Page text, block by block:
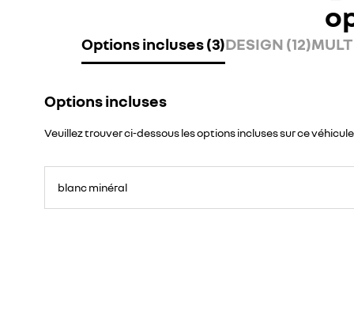
Options incluses (3)DESIGN (12)
Options incluses
Veuillez trouver ci-dessous les options incluses sur ce véhicule
blanc minéral